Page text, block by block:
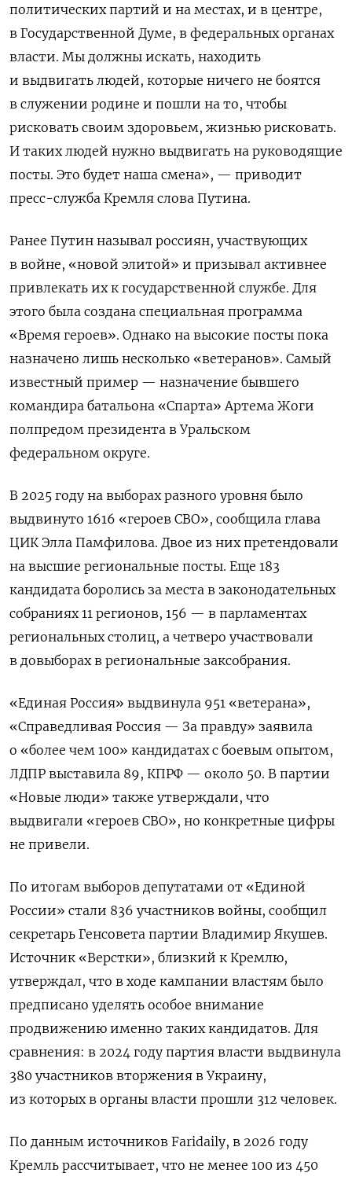
политических партий и на местах, и в центре,
в Государственной Думе, в федеральных органах
власти. Мы должны искать, находить
и выдвигать людей, которые ничего не боятся
в служении родине и пошли на то, чтобы
рисковать своим здоровьем, жизнью рисковать.
И таких людей нужно выдвигать на руководящие
посты. Это будет наша смена», — приводит
пресс-служба Кремля слова Путина.
Ранее Путин называл россиян, участвующих
в войне, «новой элитой» и призывал активнее
привлекать их к государственной службе. Для
этого была создана специальная программа
«Время героев». Однако на высокие посты пока
назначено лишь несколько «ветеранов». Самый
известный пример — назначение бывшего
командира батальона «Спарта» Артема Жоги
полпредом президента в Уральском
федеральном округе.
В 2025 году на выборах разного уровня было
выдвинуто 1616 «героев СВО», сообщила глава
ЦИК Элла Памфилова. Двое из них претендовали
на высшие региональные посты. Еще 183
кандидата боролись за места в законодательных
собраниях 11 регионов, 156 — в парламентах
региональных столиц, а четверо участвовали
в довыборах в региональные заксобрания.
«Единая Россия» выдвинула 951 «ветерана»,
«Справедливая Россия — За правду» заявила
о «более чем 100» кандидатах с боевым опытом,
ЛДПР выставила 89, КПРФ — около 50. В партии
«Новые люди» также утверждали, что
выдвигали «героев СВО», но конкретные цифры
не привели.
По итогам выборов депутатами от «Единой
России» стали 836 участников войны, сообщил
секретарь Генсовета партии Владимир Якушев.
Источник «Верстки», близкий к Кремлю,
утверждал, что в ходе кампании властям было
предписано уделять особое внимание
продвижению именно таких кандидатов. Для
сравнения: в 2024 году партия власти выдвинула
380 участников вторжения в Украину,
из которых в органы власти прошли 312 человек.
По данным источников Faridaily, в 2026 году
Кремль рассчитывает, что не менее 100 из 450